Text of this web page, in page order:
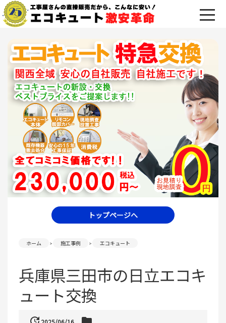
トップページへ
ホーム 施工事例 エコキュート
兵庫県三田市の日立エコキ
ュート交換